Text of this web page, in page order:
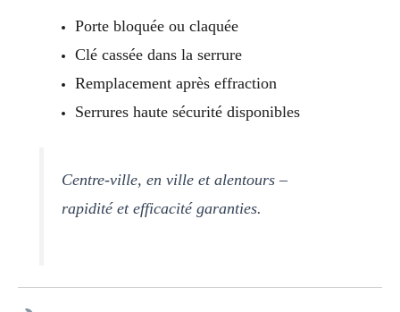
Porte bloquée ou claquée
Clé cassée dans la serrure
Remplacement après effraction
Serrures haute sécurité disponibles
Centre-ville, en ville et alentours –
rapidité et efficacité garanties.